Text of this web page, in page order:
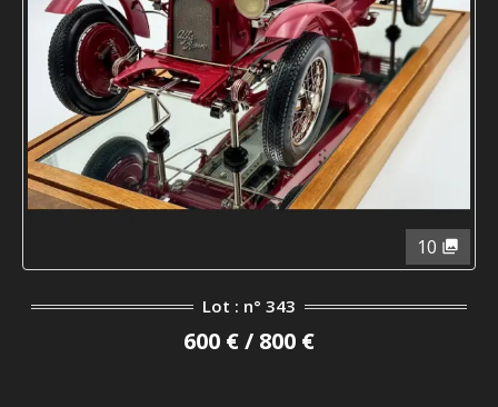
10
Lot : n° 343
600 € / 800 €